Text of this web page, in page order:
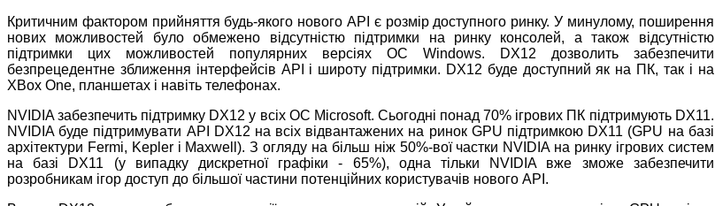
Критичним фактором прийняття будь-якого нового API є розмір доступного ринку. У минулому, поширення
нових можливостей було обмежено відсутністю підтримки на ринку консолей, а також відсутністю
підтримки цих можливостей популярних версіях ОС Windows. DX12 дозволить забезпечити
безпрецедентне зближення інтерфейсів API і широту підтримки. DX12 буде доступний як на ПК, так і на
XBox One, планшетах і навіть телефонах.
NVIDIA забезпечить підтримку DX12 у всіх ОС Microsoft. Сьогодні понад 70% ігрових ПК підтримують DX11.
NVIDIA буде підтримувати API DX12 на всіх відвантажених на ринок GPU підтримкою DX11 (GPU на базі
архітектури Fermi, Kepler і Maxwell). З огляду на більш ніж 50%-вої частки NVIDIA на ринку ігрових систем
на базі DX11 (у випадку дискретної графіки - 65%), одна тільки NVIDIA вже зможе забезпечити
розробникам ігор доступ до більшої частини потенційних користувачів нового API.